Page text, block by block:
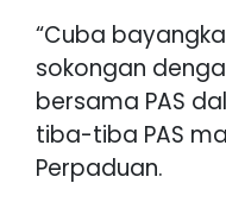
“Cuba
sokongan
bersama PAS
tiba-tiba PAS
Perpaduan.